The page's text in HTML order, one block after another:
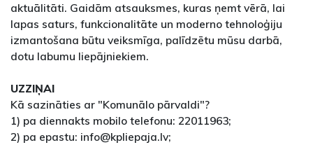
aktuālitāti. Gaidām atsauksmes, kuras ņemt vērā, lai
lapas saturs, funkcionalitāte un moderno tehnoloģiju
izmantošana būtu veiksmīga, palīdzētu mūsu darbā,
dotu labumu liepājniekiem.
UZZIŅAI
Kā sazināties ar "Komunālo pārvaldi"?
1) pa diennakts mobilo telefonu: 22011963;
2) pa epastu: info@kpliepaja.lv;